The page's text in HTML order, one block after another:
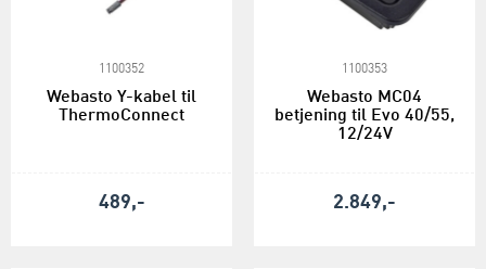
1100352
Webasto Y-kabel til
ThermoConnect
489,-
1100353
Webasto MC04
betjening til Evo 40/55,
12/24V
2.849,-